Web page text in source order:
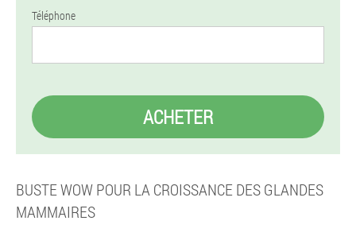
Téléphone
ACHETER
BUSTE WOW POUR LA CROISSANCE DES GLANDES
MAMMAIRES